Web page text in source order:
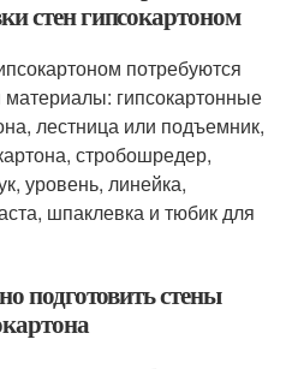
стен гипсокартоном
потребуются
гипсокартонные
лестница или подъемник,
стробошредер,
уровень, линейка,
шпаклевка и тюбик для
подготовить стены